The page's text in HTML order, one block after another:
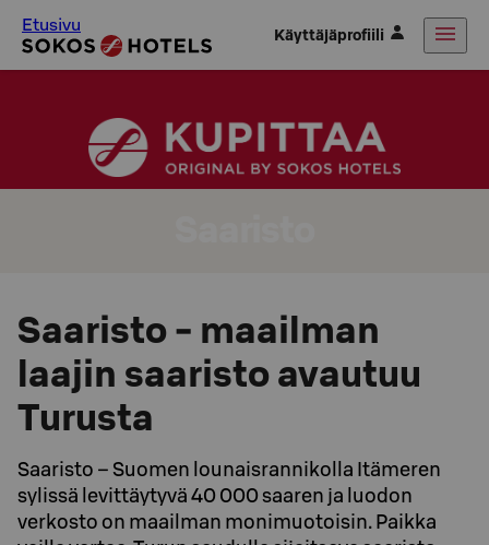
Etusivu Käyttäjäprofiili
Saaristo - maailman
laajin saaristo avautuu
Turusta
Saaristo – Suomen lounaisrannikolla Itämeren
sylissä levittäytyvä 40 000 saaren ja luodon
verkosto on maailman monimuotoisin. Paikka